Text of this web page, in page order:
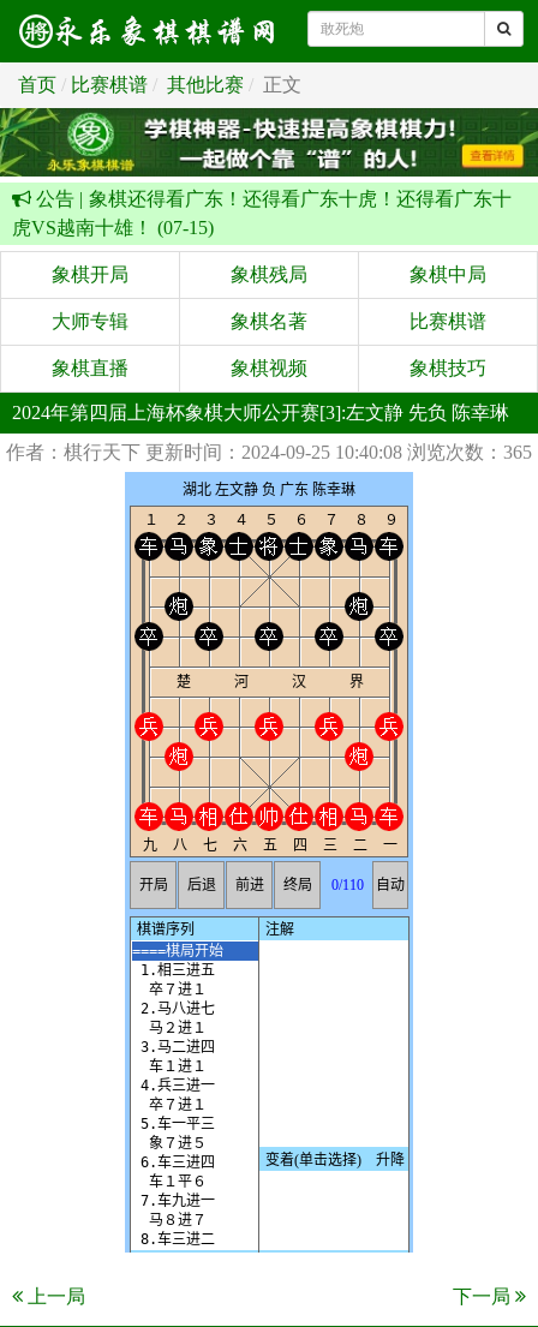
首页 比赛棋谱 其他比赛 正文
公告 | 象棋还得看广东！还得看广东十虎！还得看广东十
虎VS越南十雄！ (07-15)
象棋开局 象棋残局 象棋中局
大师专辑 象棋名著 比赛棋谱
象棋直播 象棋视频 象棋技巧
2024年第四届上海杯象棋大师公开赛[3]:左文静 先负 陈幸琳
作者：棋行天下 更新时间：2024-09-25 10:40:08 浏览次数：365
上一局 下一局